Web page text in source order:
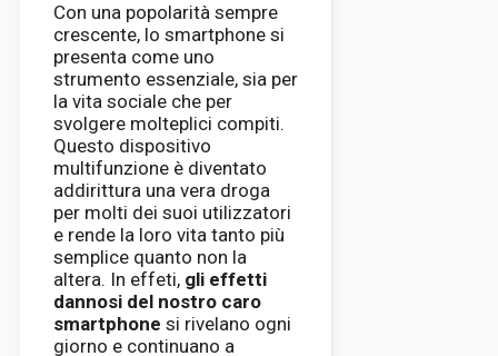
Con una popolarità sempre
crescente, lo smartphone si
presenta come uno
strumento essenziale, sia per
la vita sociale che per
svolgere molteplici compiti.
Questo dispositivo
multifunzione è diventato
addirittura una vera droga
per molti dei suoi utilizzatori
e rende la loro vita tanto più
semplice quanto non la
altera. In effeti, gli effetti
dannosi del nostro caro
smartphone si rivelano ogni
giorno e continuano a